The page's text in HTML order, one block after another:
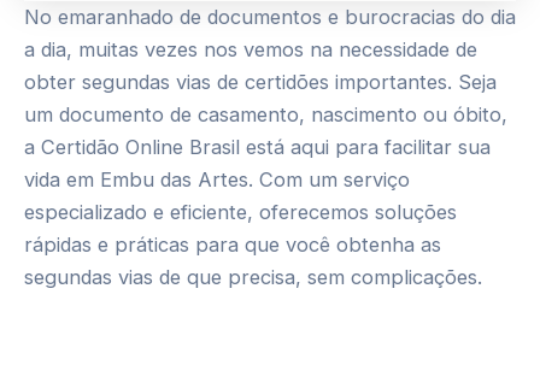
No emaranhado de documentos e burocracias do dia
a dia, muitas vezes nos vemos na necessidade de
obter segundas vias de certidões importantes. Seja
um documento de casamento, nascimento ou óbito,
a Certidão Online Brasil está aqui para facilitar sua
vida em Embu das Artes. Com um serviço
especializado e eficiente, oferecemos soluções
rápidas e práticas para que você obtenha as
segundas vias de que precisa, sem complicações.